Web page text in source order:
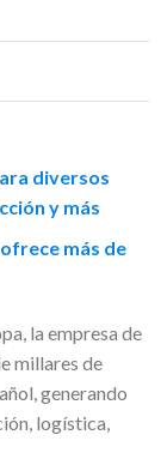
diversos
y más
más de
la empresa de
millares de
generando
logística,